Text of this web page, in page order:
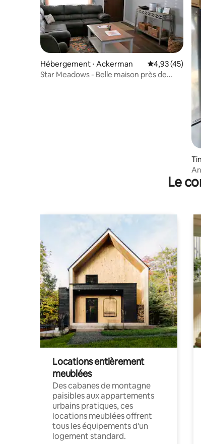
Hébergement ⋅ Ackerman Évaluation
4,93 (45)
Star Meadows - Belle maison près de
Le
Locations entièrement
meublées
Des cabanes de montagne
paisibles aux appartements
urbains pratiques, ces
locations meublées offrent
tous les équipements d'un
logement standard.